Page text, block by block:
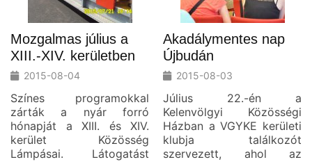
Mozgalmas július a
XIII.-XIV. kerületben
2015-08-04
Színes programokkal
zárták a nyár forró
hónapját a XIII. és XIV.
kerület Közösség
Lámpásai. Látogatást
Akadálymentes nap
Újbudán
2015-08-03
Július 22.-én a
Kelenvölgyi Közösségi
Házban a VGYKE kerületi
klubja találkozót
szervezett, ahol az